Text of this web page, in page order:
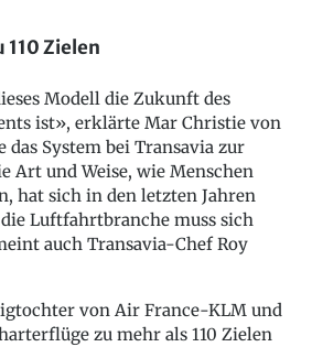
Zielen
Modell die Zukunft des
ist», erklärte Mar Christie von
das System bei Transavia zur
Art und Weise, wie Menschen
hat sich in den letzten Jahren
Luftfahrtbranche muss sich
auch Transavia-Chef Roy
von Air France-KLM und
zu mehr als 110 Zielen